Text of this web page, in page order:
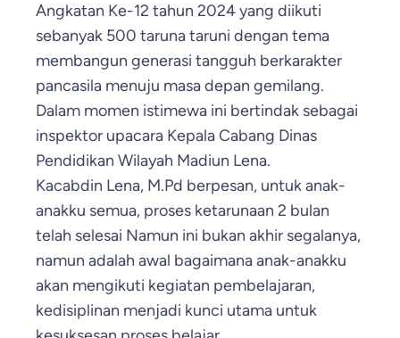
Angkatan Ke-12 tahun 2024 yang diikuti
sebanyak 500 taruna taruni dengan tema
membangun generasi tangguh berkarakter
pancasila menuju masa depan gemilang.
Dalam momen istimewa ini bertindak sebagai
inspektor upacara Kepala Cabang Dinas
Pendidikan Wilayah Madiun Lena.
Kacabdin Lena, M.Pd berpesan, untuk anak-
anakku semua, proses ketarunaan 2 bulan
telah selesai Namun ini bukan akhir segalanya,
namun adalah awal bagaimana anak-anakku
akan mengikuti kegiatan pembelajaran,
kedisiplinan menjadi kunci utama untuk